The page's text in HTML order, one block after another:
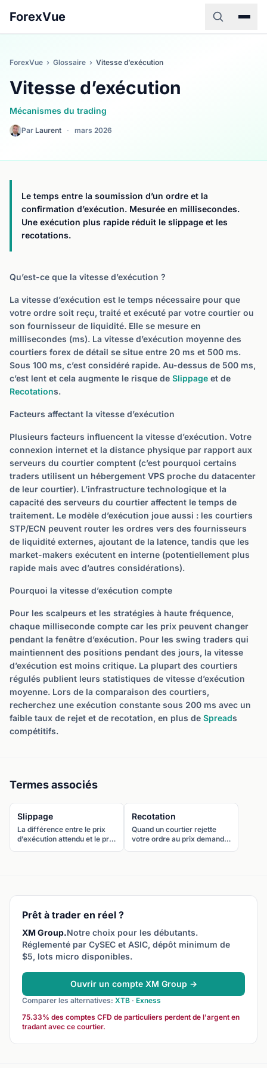
ForexVue
ForexVue › Glossaire › Vitesse d’exécution
Vitesse d’exécution
Mécanismes du trading
Par Laurent · mars 2026
Le temps entre la soumission d’un ordre et la
confirmation d’exécution. Mesurée en millisecondes.
Une exécution plus rapide réduit le slippage et les
recotations.
Qu’est-ce que la vitesse d’exécution ?
La vitesse d’exécution est le temps nécessaire pour que
votre ordre soit reçu, traité et exécuté par votre courtier ou
son fournisseur de liquidité. Elle se mesure en
millisecondes (ms). La vitesse d’exécution moyenne des
courtiers forex de détail se situe entre 20 ms et 500 ms.
Sous 100 ms, c’est considéré rapide. Au-dessus de 500 ms,
c’est lent et cela augmente le risque de Slippage et de
Recotations.
Facteurs affectant la vitesse d’exécution
Plusieurs facteurs influencent la vitesse d’exécution. Votre
connexion internet et la distance physique par rapport aux
serveurs du courtier comptent (c’est pourquoi certains
traders utilisent un hébergement VPS proche du datacenter
de leur courtier). L’infrastructure technologique et la
capacité des serveurs du courtier affectent le temps de
traitement. Le modèle d’exécution joue aussi : les courtiers
STP/ECN peuvent router les ordres vers des fournisseurs
de liquidité externes, ajoutant de la latence, tandis que les
market-makers exécutent en interne (potentiellement plus
rapide mais avec d’autres considérations).
Pourquoi la vitesse d’exécution compte
Pour les scalpeurs et les stratégies à haute fréquence,
chaque milliseconde compte car les prix peuvent changer
pendant la fenêtre d’exécution. Pour les swing traders qui
maintiennent des positions pendant des jours, la vitesse
d’exécution est moins critique. La plupart des courtiers
régulés publient leurs statistiques de vitesse d’exécution
moyenne. Lors de la comparaison des courtiers,
recherchez une exécution constante sous 200 ms avec un
faible taux de rejet et de recotation, en plus de Spreads
compétitifs.
Termes associés
Slippage
La différence entre le prix
d’exécution attendu et le prix
Recotation
Quand un courtier rejette
votre ordre au prix demandé
Prêt à trader en réel ?
XM Group.Notre choix pour les débutants.
Réglementé par CySEC et ASIC, dépôt minimum de
$5, lots micro disponibles.
Ouvrir un compte XM Group →
Comparer les alternatives: XTB · Exness
75.33% des comptes CFD de particuliers perdent de l'argent en
tradant avec ce courtier.